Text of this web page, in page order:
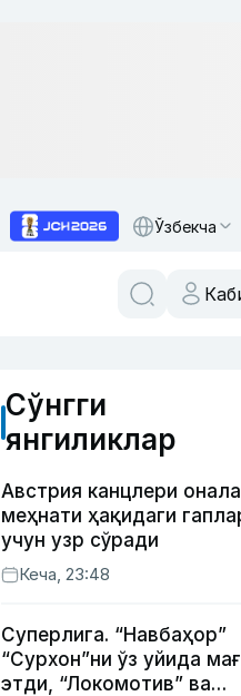
Ўзбекча
Сўнгги
янгиликлар
Австрия канцлери
меҳнати ҳақидаги
учун узр сўради
Кеча, 23:48
Суперлига. “Навбаҳор”
“Сурхон”ни ўз уйида
этди, “Локомотив” ва